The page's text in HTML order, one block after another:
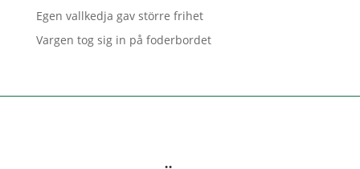
Egen vallkedja gav större frihet
Vargen tog sig in på foderbordet